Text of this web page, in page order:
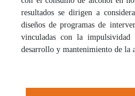
resultados se dirigen a
diseños de programas de
vinculadas con la
desarrollo y mantenimiento de la